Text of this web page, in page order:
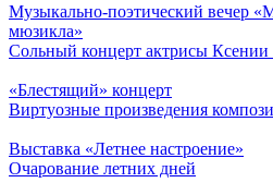
Музыкально-поэтический вечер
мюзикла»
Сольный концерт актрисы Ксении
«Блестящий» концерт
Виртуозные произведения
Выставка «Летнее настроение»
Очарование летних дней